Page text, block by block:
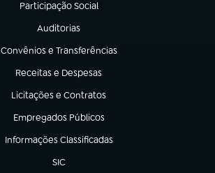
Participação Social
(abre em nova aba)
Auditorias
(abre em nova aba)
Convênios e Transferências
(abre em nova aba)
Receitas e Despesas
(abre em nova aba)
Licitações e Contratos
(abre em nova aba)
Empregados Públicos
(abre em nova aba)
Informações Classificadas
(abre em nova aba)
SIC
(abre em nova aba)